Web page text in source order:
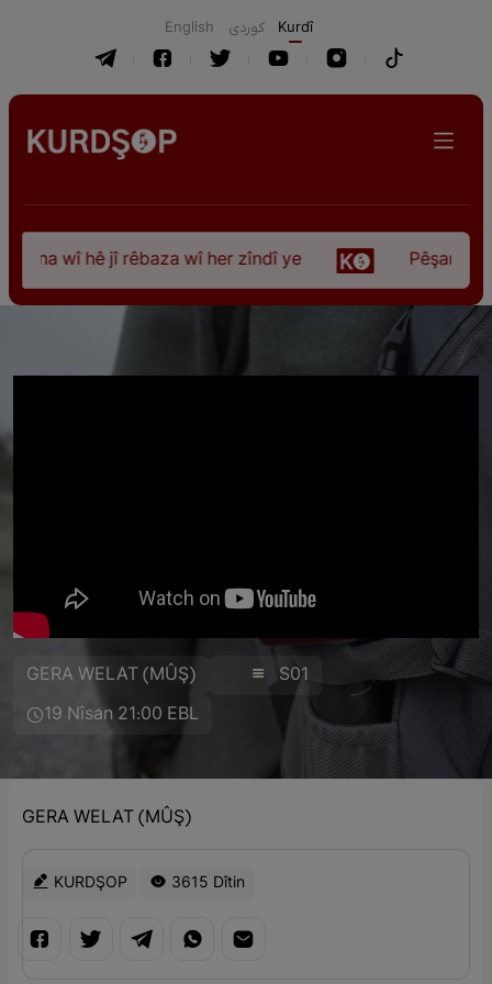
English كوردی Kurdî
wî hê jî rêbaza wî her zîndî ye Pêşangeha
GERA WELAT (MÛŞ)
S01
19 Nîsan 21:00 EBL
GERA WELAT (MÛŞ)
KURDŞOP 3615 Dîtin